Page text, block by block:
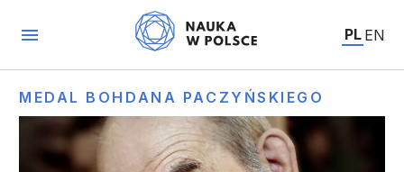
PL EN
MEDAL BOHDANA PACZYŃSKIEGO